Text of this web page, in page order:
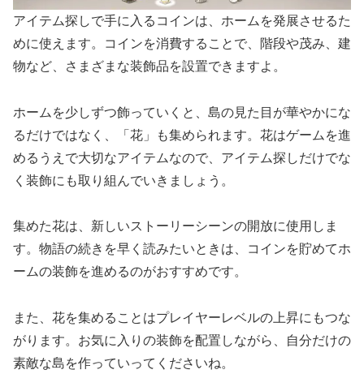
アイテム探しで手に入るコインは、ホームを発展させるた
めに使えます。コインを消費することで、階段や茂み、建
物など、さまざまな装飾品を設置できますよ。
ホームを少しずつ飾っていくと、島の見た目が華やかにな
るだけではなく、「花」も集められます。花はゲームを進
めるうえで大切なアイテムなので、アイテム探しだけでな
く装飾にも取り組んでいきましょう。
集めた花は、新しいストーリーシーンの開放に使用しま
す。物語の続きを早く読みたいときは、コインを貯めてホ
ームの装飾を進めるのがおすすめです。
また、花を集めることはプレイヤーレベルの上昇にもつな
がります。お気に入りの装飾を配置しながら、自分だけの
素敵な島を作っていってくださいね。